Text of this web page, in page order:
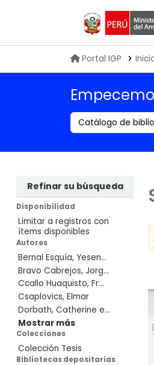
Portal IGP
Search the
Refinar su búsqueda
Disponibilidad
Limitar a registros con
ítems disponibles
Autores
Bernal Esquía, Yesen...
Bravo Cabrejos, Jorg...
Ccallo Huaquisto, Fr...
Csaplovics, Elmar
Dorbath, Catherine e...
Mostrar más
Colecciones
Colección Tesis
Bibliotecas depositarias